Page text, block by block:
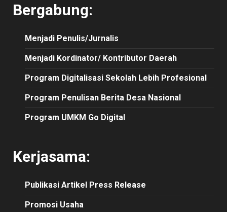
Bergabung:
Menjadi Penulis/Jurnalis
Menjadi Kordinator/ Kontributor Daerah
Program Digitalisasi Sekolah Lebih Profesional
Program Penulisan Berita Desa Nasional
Program UMKM Go Digital
Kerjasama:
Publikasi Artikel Press Release
Promosi Usaha